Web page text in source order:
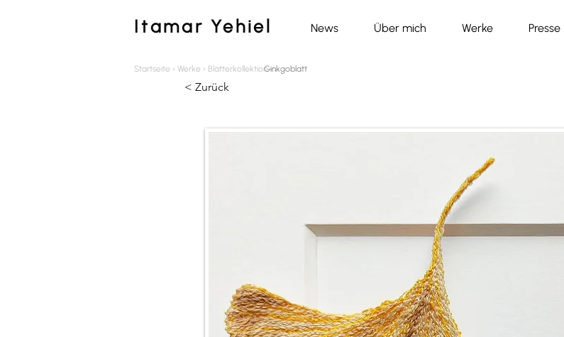
Itamar Yehiel News Über mich Werke Presse
Startseite › Werke › Blätterkollektion ›Ginkgoblatt
< Zurück